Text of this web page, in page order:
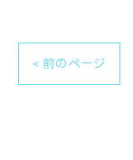
< 前のページ